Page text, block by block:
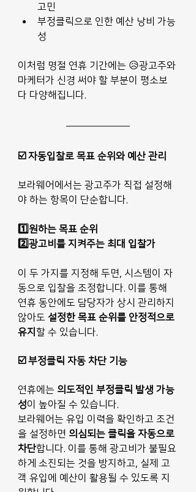
고민
부정클릭으로 인한 예산 낭비 가능
성
이처럼 명절 연휴 기간에는 😥광고주와
마케터가 신경 써야 할 부분이 평소보
다 다양해집니다.
☑️ 자동입찰로 목표 순위와 예산 관리
보라웨어에서는 광고주가 직접 설정해
야 하는 항목이 단순합니다.
1️⃣원하는 목표 순위
2️⃣광고비를 지켜주는 최대 입찰가
이 두 가지를 지정해 두면, 시스템이 자
동으로 입찰을 조정합니다. 이를 통해
연휴 동안에도 담당자가 상시 관리하지
않아도 설정한 목표 순위를 안정적으로
유지 할 수 있습니다.
☑️ 부정클릭 자동 차단 기능
연휴에는 의도적인 부정클릭 발생 가능
성이 높아질 수 있습니다.
보라웨어는 유입 이력을 확인하고 조건
을 설정하면 의심되는 클릭을 자동으로
차단합니다. 이를 통해 광고비가 불필요
하게 소진되는 것을 방지하고, 실제 고
객 유입에 예산이 활용될 수 있도록 지